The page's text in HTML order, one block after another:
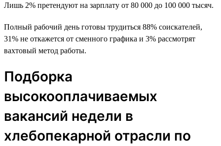
Лишь 2% претендуют на зарплату от 80 000 до 100 000 тысяч.
Полный рабочий день готовы трудиться 88% соискателей,
31% не откажется от сменного графика и 3% рассмотрят
вахтовый метод работы.
Подборка
высокооплачиваемых
вакансий недели в
хлебопекарной отрасли по